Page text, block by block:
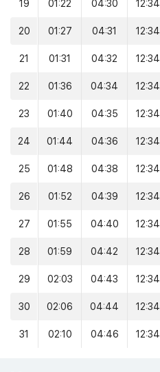
19 01:22 04:30 12:34
20 01:27 04:31 12:34
21 01:31 04:32 12:34
22 01:36 04:34 12:34
23 01:40 04:35 12:34
24 01:44 04:36 12:34
25 01:48 04:38 12:34
26 01:52 04:39 12:34
27 01:55 04:40 12:34
28 01:59 04:42 12:34
29 02:03 04:43 12:34
30 02:06 04:44 12:34
31 02:10 04:46 12:34